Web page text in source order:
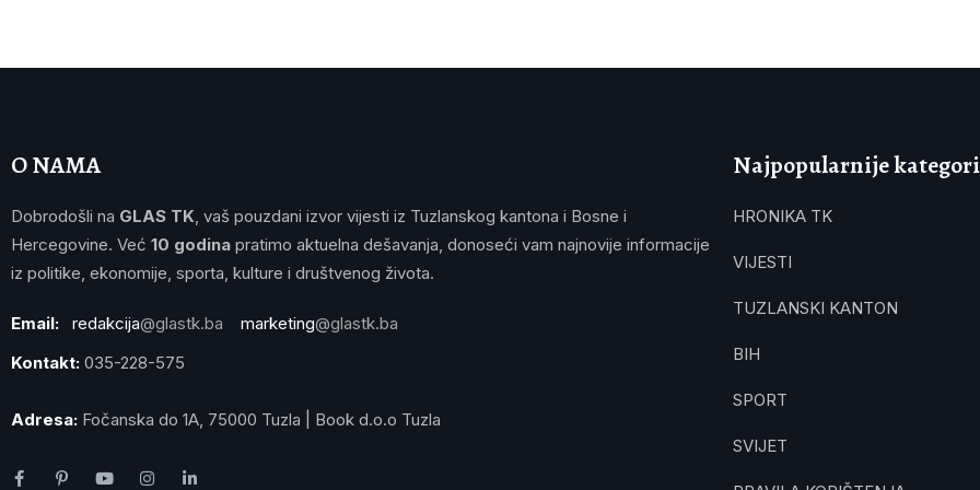
O NAMA
Dobrodošli na GLAS TK, vaš pouzdani izvor vijesti iz Tuzlanskog kantona i Bosne i
Hercegovine. Već 10 godina pratimo aktuelna dešavanja, donoseći vam najnovije informacije
iz politike, ekonomije, sporta, kulture i društvenog života.
Email: redakcija@glastk.ba marketing@glastk.ba
Kontakt: 035-228-575
Adresa: Fočanska do 1A, 75000 Tuzla | Book d.o.o Tuzla
Najpopularnije
HRONIKA TK
VIJESTI
TUZLANSKI KANTON
BIH
SPORT
SVIJET